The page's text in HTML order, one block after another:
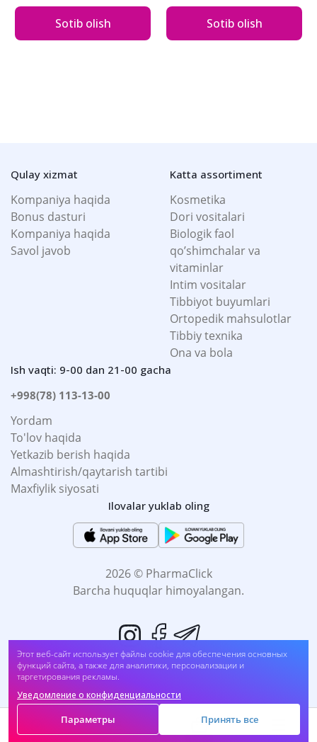
Этот веб-сайт использует файлы cookie для обеспечения основных
функций сайта, а также для аналитики, персонализации и
таргетирования рекламы.
Уведомление о конфиденциальности
Параметры Принять все
Sotib olish Sotib olish
Qulay xizmat
Kompaniya haqida
Bonus dasturi
Kompaniya haqida
Savol javob
Katta assortiment
Kosmetika
Dori vositalari
Biologik faol
qo’shimchalar va
vitaminlar
Intim vositalar
Tibbiyot buyumlari
Ortopedik mahsulotlar
Tibbiy texnika
Ona va bola
Ish vaqti: 9-00 dan 21-00 gacha
+998(78) 113-13-00
Yordam
To'lov haqida
Yetkazib berish haqida
Almashtirish/qaytarish tartibi
Maxfiylik siyosati
Ilovalar yuklab oling
2026 © PharmaClick
Barcha huquqlar himoyalangan.